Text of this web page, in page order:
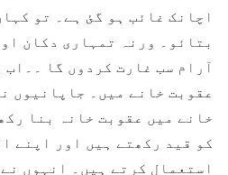
اچانک غائب ہو گئ ہے۔ تو
بتائو۔ ورنہ تمہاری دکان
آرام سب غارت کردوں گا ۔۔اب
عقوبت خانے میں۔ جاپانیوں
خانے میں عقوبت خانہ بنا
کو قید رکھتے ہیں اور اپنے
استعمال کرتے ہیں۔ انہوں